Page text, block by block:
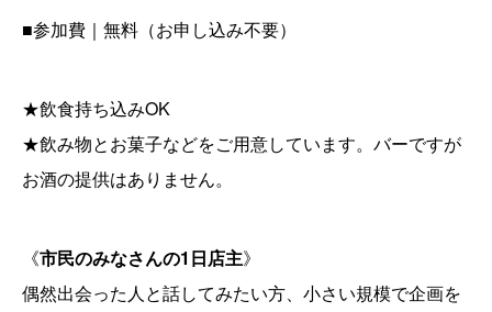
■参加費｜無料（お申し込み不要）
★飲食持ち込みOK
★飲み物とお菓子などをご用意しています。バーですが
お酒の提供はありません。
《市民のみなさんの1日店主》
偶然出会った人と話してみたい方、小さい規模で企画を